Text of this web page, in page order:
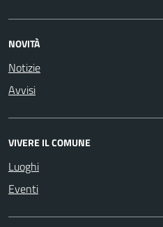
NOVITÀ
Notizie
Avvisi
VIVERE IL COMUNE
Luoghi
Eventi